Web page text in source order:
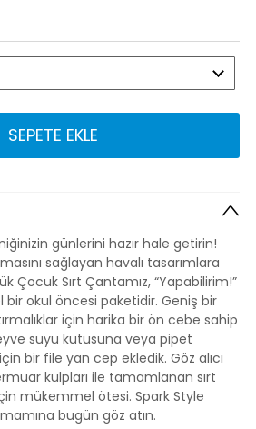
SEPETE EKLE
günlerini hazır hale getirin!
sağlayan havalı tasarımlara
Çocuk Sırt Çantamız, “Yapabilirim!”
okul öncesi paketidir. Geniş bir
için harika bir ön cebe sahip
suyu kutusuna veya pipet
bir file yan cep ekledik. Göz alıcı
kulpları ile tamamlanan sırt
mükemmel ötesi. Spark Style
bugün göz atın.